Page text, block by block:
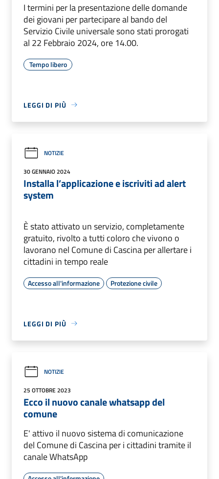
I termini per la presentazione delle domande
dei giovani per partecipare al bando del
Servizio Civile universale sono stati prorogati
al 22 Febbraio 2024, ore 14.00.
Tempo libero
LEGGI DI PIÙ
NOTIZIE
30 GENNAIO 2024
Installa l’applicazione e iscriviti ad alert
system
È stato attivato un servizio, completamente
gratuito, rivolto a tutti coloro che vivono o
lavorano nel Comune di Cascina per allertare i
cittadini in tempo reale
Accesso all'informazione Protezione civile
LEGGI DI PIÙ
NOTIZIE
25 OTTOBRE 2023
Ecco il nuovo canale whatsapp del
comune
E' attivo il nuovo sistema di comunicazione
del Comune di Cascina per i cittadini tramite il
canale WhatsApp